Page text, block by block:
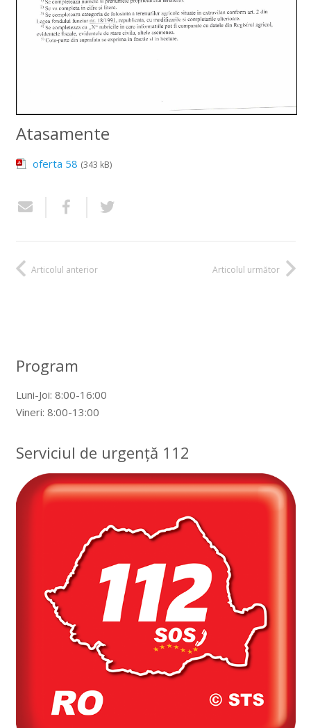
Atasamente
oferta 58 (343 kB)
Articolul anterior Articolul următor
Program
Luni-Joi: 8:00-16:00
Vineri: 8:00-13:00
Serviciul de urgență 112